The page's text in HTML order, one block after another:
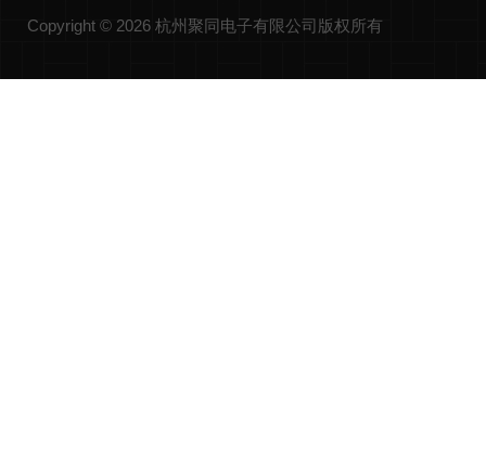
Copyright © 2026 杭州聚同电子有限公司版权所有